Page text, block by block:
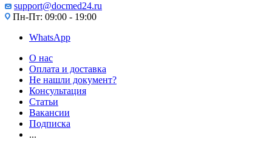
support@docmed24.ru
Пн-Пт: 09:00 - 19:00
WhatsApp
О нас
Оплата и доставка
Не нашли документ?
Консультация
Статьи
Вакансии
Подписка
...